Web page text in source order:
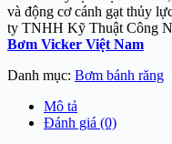
và động cơ cánh gạt thủy
ty TNHH Kỹ Thuật Công
Bơm Vicker Việt Nam
Danh mục: Bơm bánh răng
Mô tả
Đánh giá (0)